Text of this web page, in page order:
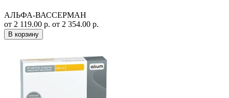
АЛЬФА-ВАССЕРМАН
от 2 119.00 р. от 2 354.00 р.
В корзину